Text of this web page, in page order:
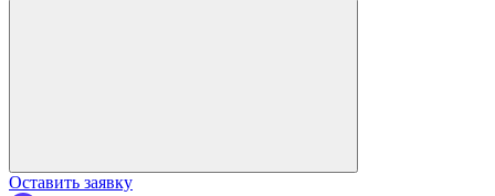
Оставить заявку